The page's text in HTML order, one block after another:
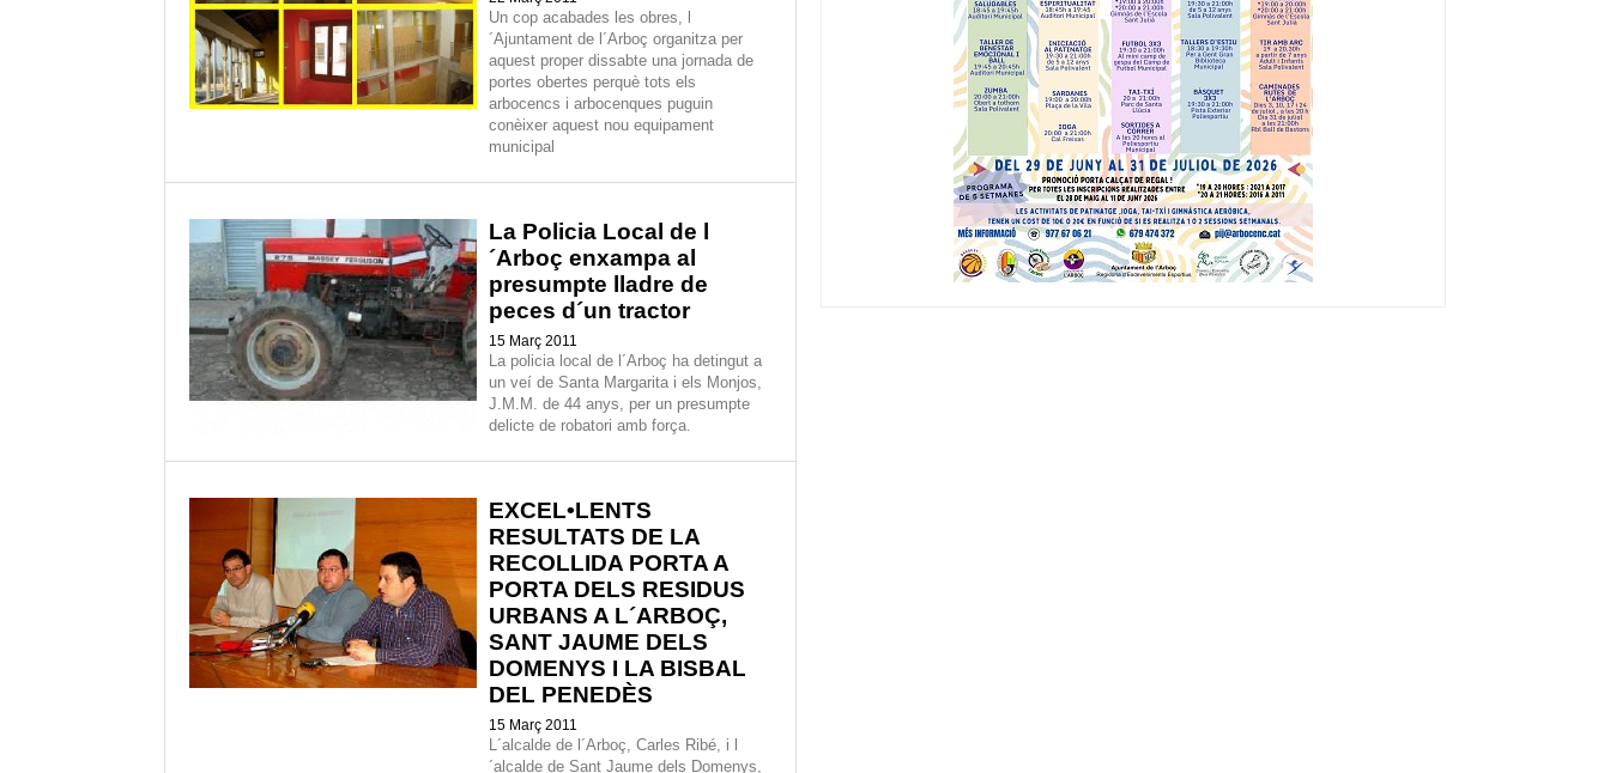
Un cop acabades les obres, l
´Ajuntament de l´Arboç organitza per
aquest proper dissabte una jornada de
portes obertes perquè tots els
arbocencs i arbocenques puguin
conèixer aquest nou equipament
municipal
La Policia Local de l
´Arboç enxampa al
presumpte lladre de
peces d´un tractor
15 Març 2011
La policia local de l´Arboç ha detingut a
un veí de Santa Margarita i els Monjos,
J.M.M. de 44 anys, per un presumpte
delicte de robatori amb força.
EXCEL•LENTS
RESULTATS DE LA
RECOLLIDA PORTA A
PORTA DELS RESIDUS
URBANS A L´ARBOÇ,
SANT JAUME DELS
DOMENYS I LA BISBAL
DEL PENEDÈS
15 Març 2011
L´alcalde de l´Arboç, Carles Ribé, i l
´alcalde de Sant Jaume dels Domenys,